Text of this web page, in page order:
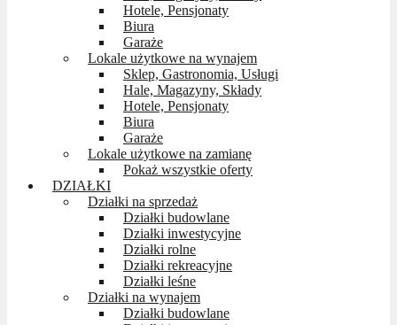
Hotele, Pensjonaty
Biura
Garaże
Lokale użytkowe na wynajem
Sklep, Gastronomia, Usługi
Hale, Magazyny, Składy
Hotele, Pensjonaty
Biura
Garaże
Lokale użytkowe na zamianę
Pokaż wszystkie oferty
DZIAŁKI
Działki na sprzedaż
Działki budowlane
Działki inwestycyjne
Działki rolne
Działki rekreacyjne
Działki leśne
Działki na wynajem
Działki budowlane